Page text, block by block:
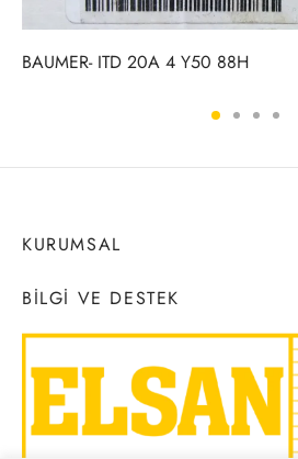
BAUMER- ITD 20A 4 Y50 88H
KURUMSAL
BILGI VE DESTEK